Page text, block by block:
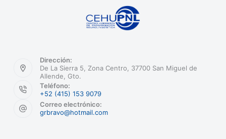
Dirección:
De La Sierra 5, Zona Centro, 37700 San Miguel de
Allende, Gto.
Teléfono:
+52 (415) 153 9079
Correo electrónico:
grbravo@hotmail.com